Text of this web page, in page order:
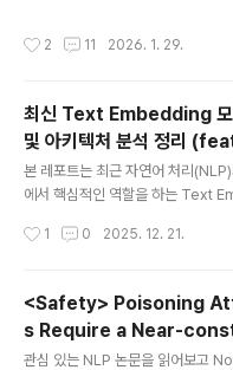
로그로 보여줄 수 있겠지? 아마 가
운영하는 이유는 어쨌든 다른 누군
글을 작성하려고 생각했던 것 같다
2 11 2026. 1. 29.
최신 Text Embedding 모
및 아키텍처 분석 정리
M)
본 레포트는 최근 자연어 처리
에서 핵심적인 역할을 하는 Text
sed Learning), 다단계 대조 학
ng) 기술을 중심으로 최신 모델들
분석했습니다.1. Embedding 모델
edding 모델은 텍스트 데이터를 저
1 0 2025. 12. 21.
<Safety> Poisoning
s Require a Near-
of Poison Samples
관심 있는 NLP 논문을 읽어보고